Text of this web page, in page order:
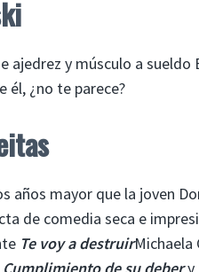
ajedrez y músculo a
él, ¿no te parece?
años mayor que la joven
de comedia seca e
Te voy a destruirMichaela
Cumplimiento de su debery